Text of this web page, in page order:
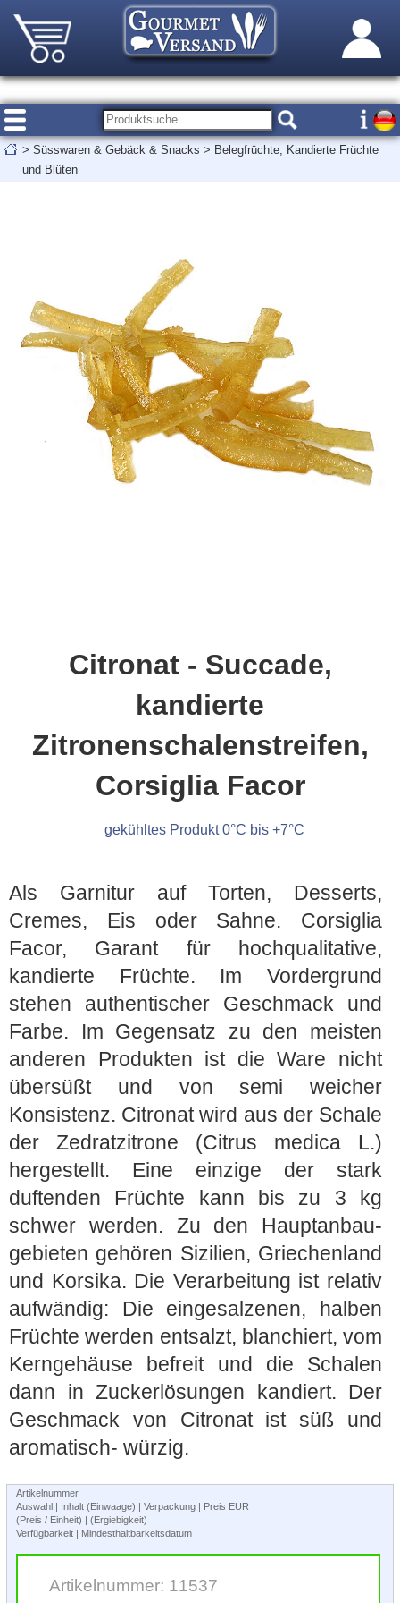
> Süsswaren & Gebäck & Snacks > Belegfrüchte, Kandierte Früchte
und Blüten
Citronat - Succade,
kandierte
Zitronenschalenstreifen,
Corsiglia Facor
gekühltes Produkt 0°C bis +7°C
Als Garnitur auf Torten, Desserts,
Cremes, Eis oder Sahne. Corsiglia
Facor, Garant für hochqualitative,
kandierte Früchte. Im Vordergrund
stehen authentischer Geschmack und
Farbe. Im Gegensatz zu den meisten
anderen Produkten ist die Ware nicht
übersüßt und von semi weicher
Konsistenz. Citronat wird aus der Schale
der Zedratzitrone (Citrus medica L.)
hergestellt. Eine einzige der stark
duftenden Früchte kann bis zu 3 kg
schwer werden. Zu den Hauptanbau-
gebieten gehören Sizilien, Griechenland
und Korsika. Die Verarbeitung ist relativ
aufwändig: Die eingesalzenen, halben
Früchte werden entsalzt, blanchiert, vom
Kerngehäuse befreit und die Schalen
dann in Zuckerlösungen kandiert. Der
Geschmack von Citronat ist süß und
aromatisch- würzig.
Artikelnummer
Auswahl | Inhalt (Einwaage) | Verpackung | Preis EUR
(Preis / Einheit) | (Ergiebigkeit)
Verfügbarkeit | Mindesthaltbarkeitsdatum
Artikelnummer: 11537